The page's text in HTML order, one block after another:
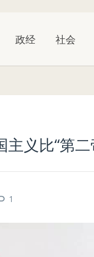
政经 社会
义比“第
1